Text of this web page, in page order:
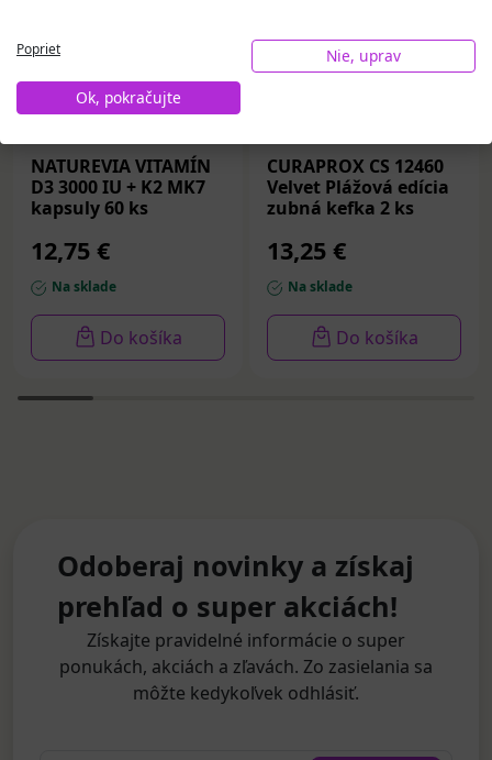
NATUREVIA VITAMÍN
D3 3000 IU + K2 MK7
kapsuly 60 ks
12,75 €
Na sklade
Do košíka
CURAPROX CS 12460
Velvet Plážová edícia
zubná kefka 2 ks
13,25 €
Na sklade
Do košíka
Odoberaj novinky a získaj
prehľad o super akciách!
Získajte pravidelné informácie o super
ponukách, akciách a zľavách. Zo zasielania sa
môžte kedykoľvek odhlásiť.
Poprieť
Nie, uprav
Ok, pokračujte